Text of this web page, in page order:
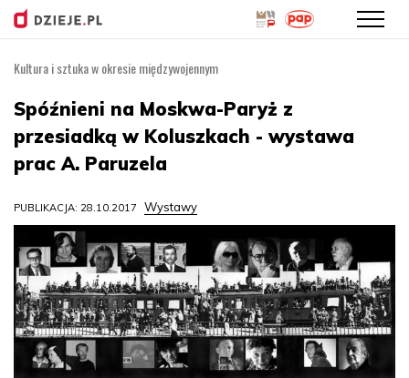
Przejdź
treści
Kultura i sztuka w okresie międzywojennym
Spóźnieni na Moskwa-Paryż z
przesiadką w Koluszkach - wystawa
prac A. Paruzela
PUBLIKACJA: 28.10.2017 Wystawy